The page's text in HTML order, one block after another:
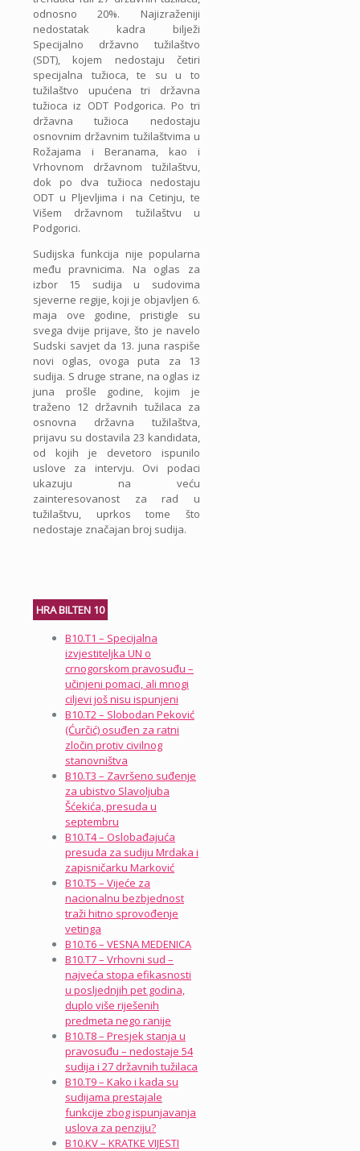
odnosno 20%. Najizraženiji
nedostatak kadra bilježi
Specijalno državno tužilaštvo
(SDT), kojem nedostaju četiri
specijalna tužioca, te su u to
tužilaštvo upućena tri državna
tužioca iz ODT Podgorica. Po tri
državna tužioca nedostaju
osnovnim državnim tužilaštvima u
Rožajama i Beranama, kao i
Vrhovnom državnom tužilaštvu,
dok po dva tužioca nedostaju
ODT u Pljevljima i na Cetinju, te
Višem državnom tužilaštvu u
Podgorici.
Sudijska funkcija nije popularna
među pravnicima. Na oglas za
izbor 15 sudija u sudovima
sjeverne regije, koji je objavljen 6.
maja ove godine, pristigle su
svega dvije prijave, što je navelo
Sudski savjet da 13. juna raspiše
novi oglas, ovoga puta za 13
sudija. S druge strane, na oglas iz
juna prošle godine, kojim je
traženo 12 državnih tužilaca za
osnovna državna tužilaštva,
prijavu su dostavila 23 kandidata,
od kojih je devetoro ispunilo
uslove za intervju. Ovi podaci
ukazuju na veću
zainteresovanost za rad u
tužilaštvu, uprkos tome što
nedostaje značajan broj sudija.
HRA BILTEN 10
B10.T1 – Specijalna
izvjestiteljka UN o
crnogorskom pravosuđu –
učinjeni pomaci, ali mnogi
ciljevi još nisu ispunjeni
B10.T2 – Slobodan Peković
(Ćurčić) osuđen za ratni
zločin protiv civilnog
stanovništva
B10.T3 – Završeno suđenje
za ubistvo Slavoljuba
Šćekića, presuda u
septembru
B10.T4 – Oslobađajuća
presuda za sudiju Mrdaka i
zapisničarku Marković
B10.T5 – Vijeće za
nacionalnu bezbjednost
traži hitno sprovođenje
vetinga
B10.T6 – VESNA MEDENICA
B10.T7 – Vrhovni sud –
najveća stopa efikasnosti
u posljednjih pet godina,
duplo više riješenih
predmeta nego ranije
B10.T8 – Presjek stanja u
pravosuđu – nedostaje 54
sudija i 27 državnih tužilaca
B10.T9 – Kako i kada su
sudijama prestajale
funkcije zbog ispunjavanja
uslova za penziju?
B10.KV – KRATKE VIJESTI